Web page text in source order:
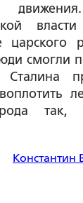
царского
смогли
Константин